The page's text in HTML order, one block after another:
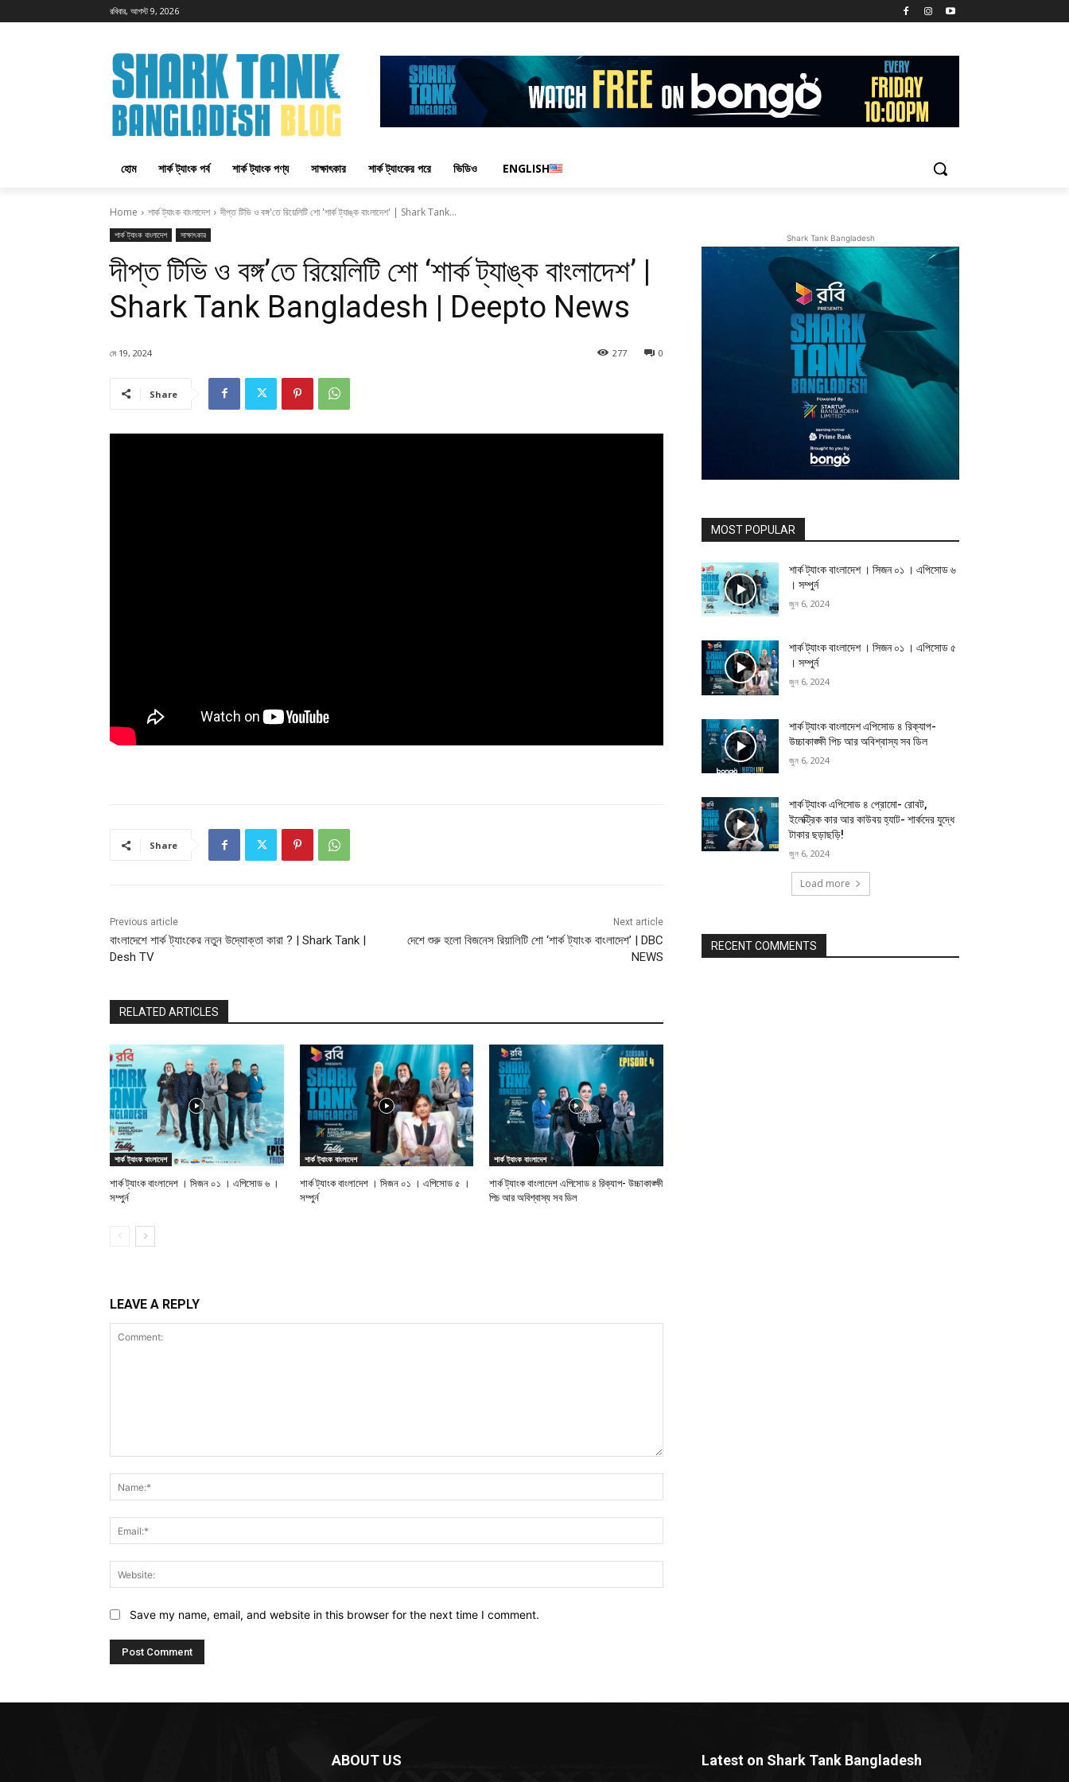
রবিবার, আগস্ট 9, 2026
হোম শার্ক ট্যাংক পর্ব শার্ক ট্যাংক পণ্য সাক্ষাৎকার শার্ক ট্যাংকের পরে ভিডিও ENGLISH
Home শার্ক ট্যাংক বাংলাদেশ দীপ্ত টিভি ও বঙ্গ'তে রিয়েলিটি শো 'শার্ক ট্যাঙ্ক বাংলাদেশ' | Shark Tank...
শার্ক ট্যাংক বাংলাদেশ সাক্ষাৎকার
দীপ্ত টিভি ও বঙ্গ’তে রিয়েলিটি শো ‘শার্ক ট্যাঙ্ক বাংলাদেশ’ |
Shark Tank Bangladesh | Deepto News
মে 19, 2024 0
277
Share
Share
Previous article
বাংলাদেশে শার্ক ট্যাংকের নতুন উদ্যোক্তা কারা ? | Shark Tank |
Desh TV
Next article
দেশে শুরু হলো বিজনেস রিয়ালিটি শো ‘শার্ক ট্যাংক বাংলাদেশ’ | DBC
NEWS
RELATED ARTICLES
শার্ক ট্যাংক বাংলাদেশ
শার্ক ট্যাংক বাংলাদেশ । সিজন ০১ । এপিসোড ৬ ।
সম্পুর্ন
শার্ক ট্যাংক বাংলাদেশ
শার্ক ট্যাংক বাংলাদেশ । সিজন ০১ । এপিসোড ৫ ।
সম্পুর্ন
শার্ক ট্যাংক বাংলাদেশ
শার্ক ট্যাংক বাংলাদেশ এপিসোড ৪ রিক্যাপ- উচ্চাকাঙ্ক্ষী
পিচ আর অবিশ্বাস্য সব ডিল
LEAVE A REPLY
Save my name, email, and website in this browser for the next time I comment.
Shark Tank Bangladesh
MOST POPULAR
শার্ক ট্যাংক বাংলাদেশ । সিজন ০১ । এপিসোড ৬
। সম্পুর্ন
জুন 6, 2024
শার্ক ট্যাংক বাংলাদেশ । সিজন ০১ । এপিসোড ৫
। সম্পুর্ন
জুন 6, 2024
শার্ক ট্যাংক বাংলাদেশ এপিসোড ৪ রিক্যাপ-
উচ্চাকাঙ্ক্ষী পিচ আর অবিশ্বাস্য সব ডিল
জুন 6, 2024
শার্ক ট্যাংক এপিসোড ৪ প্রোমো- রোবট,
ইলেক্ট্রিক কার আর কাউবয় হ্যাট- শার্কদের যুদ্ধে
টাকার ছড়াছড়ি!
জুন 6, 2024
Load more
RECENT COMMENTS
ABOUT US Latest on Shark Tank Bangladesh